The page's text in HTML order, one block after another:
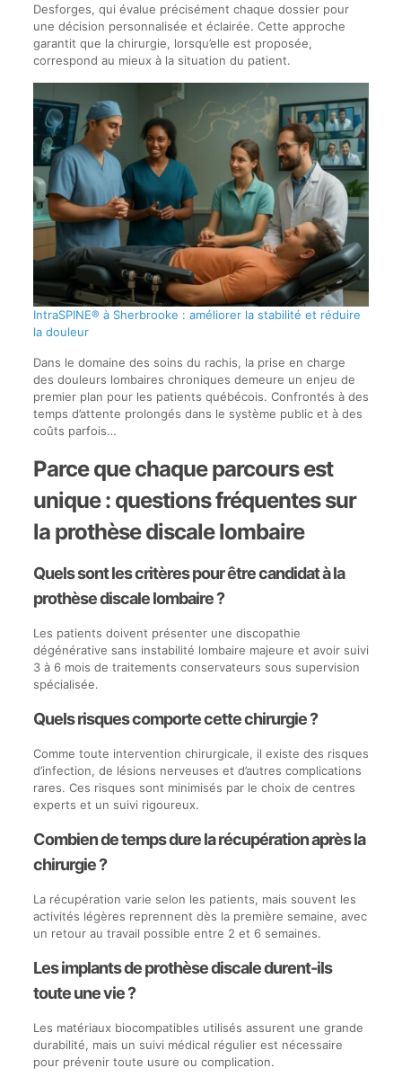
Desforges, qui évalue précisément chaque dossier pour
une décision personnalisée et éclairée. Cette approche
garantit que la chirurgie, lorsqu’elle est proposée,
correspond au mieux à la situation du patient.
IntraSPINE® à Sherbrooke : améliorer la stabilité et réduire
la douleur
Dans le domaine des soins du rachis, la prise en charge
des douleurs lombaires chroniques demeure un enjeu de
premier plan pour les patients québécois. Confrontés à des
temps d’attente prolongés dans le système public et à des
coûts parfois…
Parce que chaque parcours est
unique : questions fréquentes sur
la prothèse discale lombaire
Quels sont les critères pour être candidat à la
prothèse discale lombaire ?
Les patients doivent présenter une discopathie
dégénérative sans instabilité lombaire majeure et avoir suivi
3 à 6 mois de traitements conservateurs sous supervision
spécialisée.
Quels risques comporte cette chirurgie ?
Comme toute intervention chirurgicale, il existe des risques
d’infection, de lésions nerveuses et d’autres complications
rares. Ces risques sont minimisés par le choix de centres
experts et un suivi rigoureux.
Combien de temps dure la récupération après la
chirurgie ?
La récupération varie selon les patients, mais souvent les
activités légères reprennent dès la première semaine, avec
un retour au travail possible entre 2 et 6 semaines.
Les implants de prothèse discale durent-ils
toute une vie ?
Les matériaux biocompatibles utilisés assurent une grande
durabilité, mais un suivi médical régulier est nécessaire
pour prévenir toute usure ou complication.